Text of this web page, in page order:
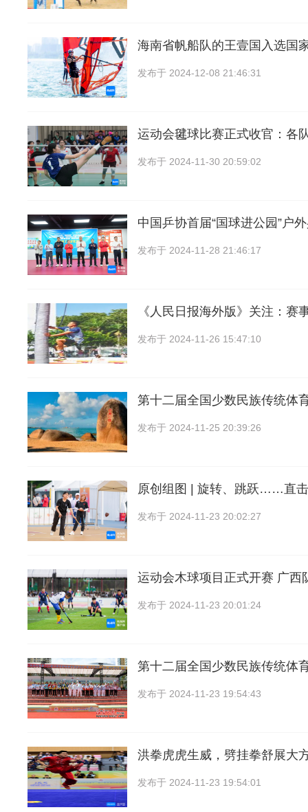
海南省帆船队的王壹国入选国
发布于 2024-12-08 21:46:31
运动会毽球比赛正式收官：各
发布于 2024-11-30 20:59:02
中国乒协首届“国球进公园”户
发布于 2024-11-28 21:46:17
《人民日报海外版》关注：赛
发布于 2024-11-26 15:47:10
第十二届全国少数民族传统体
发布于 2024-11-25 20:39:26
原创组图 | 旋转、跳跃……直
发布于 2024-11-23 20:02:27
运动会木球项目正式开赛 广西
发布于 2024-11-23 20:01:24
第十二届全国少数⺠族传统体
发布于 2024-11-23 19:54:43
洪拳虎虎生威，劈挂拳舒展大
发布于 2024-11-23 19:54:01